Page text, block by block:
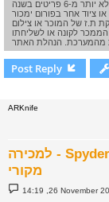
ציוד אחר בפורום ימכור
סריקת ת.ז של המוכר או צילום
Post Reply
ARKnife
למכירה - Spyderco ParaMilitary 2 Camo Black DLC
מקורי
P
o
14:19 ,26 November